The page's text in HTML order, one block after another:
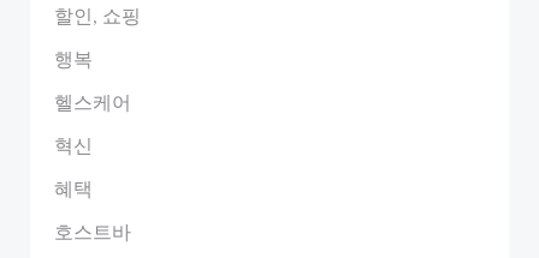
할인, 쇼핑
행복
헬스케어
혁신
혜택
호스트바